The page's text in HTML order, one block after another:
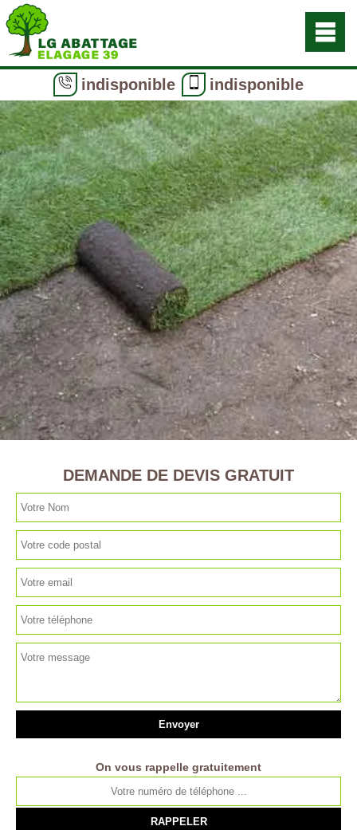
indisponible indisponible
DEMANDE DE DEVIS GRATUIT
On vous rappelle gratuitement